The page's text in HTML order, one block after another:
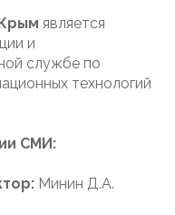
является
и
службе по
технологий
СМИ:
Минин Д.А.